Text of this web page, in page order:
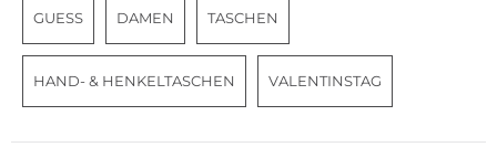
GUESS DAMEN TASCHEN
HAND- & HENKELTASCHEN VALENTINSTAG